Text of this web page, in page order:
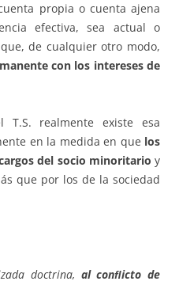
propia o cuenta ajena
efectiva, sea actual o
de cualquier otro modo,
con los intereses de
realmente existe esa
en la medida en que los
del socio minoritario y
que por los de la sociedad
doctrina, al conﬂicto de